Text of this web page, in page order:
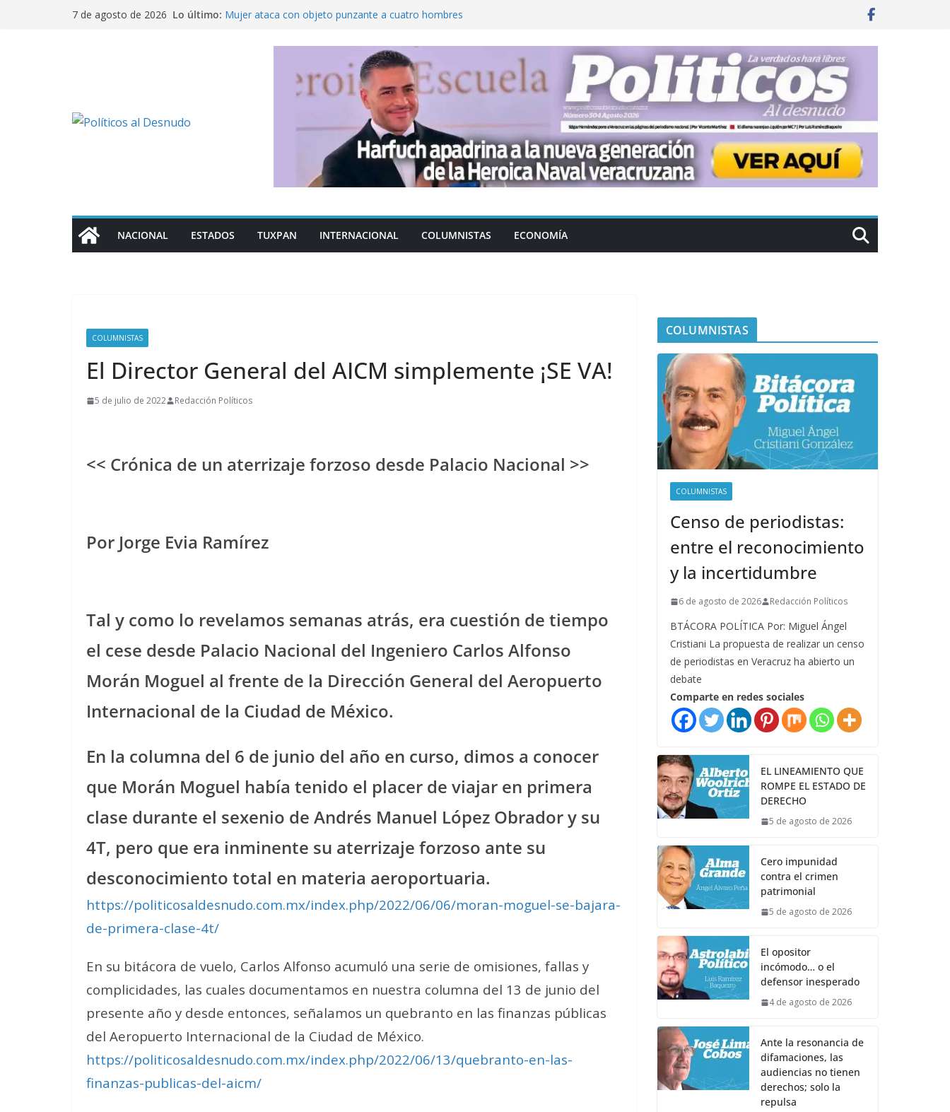
7 de agosto de 2026 Lo último: Mujer ataca con objeto punzante a cuatro hombres
México busca reactivar la exportación de aguacate de
Michoacán a los Estados Unidos
Ofrece SEP regularización a escuelas para dejar el esquema
Rechaza Nahle persecución política en casos de desafuero
de los alcaldes de Movimiento Ciudadano
NACIONAL ESTADOS TUXPAN INTERNACIONAL COLUMNISTAS ECONOMÍA
COLUMNISTAS
El Director General del AICM simplemente ¡SE VA!
5 de julio de 2022 Redacción Políticos
<< Crónica de un aterrizaje forzoso desde Palacio Nacional >>
Por Jorge Evia Ramírez
Tal y como lo revelamos semanas atrás, era cuestión de tiempo
el cese desde Palacio Nacional del Ingeniero Carlos Alfonso
Morán Moguel al frente de la Dirección General del Aeropuerto
Internacional de la Ciudad de México.
En la columna del 6 de junio del año en curso, dimos a conocer
que Morán Moguel había tenido el placer de viajar en primera
clase durante el sexenio de Andrés Manuel López Obrador y su
4T, pero que era inminente su aterrizaje forzoso ante su
desconocimiento total en materia aeroportuaria.
https://politicosaldesnudo.com.mx/index.php/2022/06/06/moran-moguel-se-bajara-
de-primera-clase-4t/
En su bitácora de vuelo, Carlos Alfonso acumuló una serie de omisiones, fallas y
complicidades, las cuales documentamos en nuestra columna del 13 de junio del
presente año y desde entonces, señalamos un quebranto en las finanzas públicas
del Aeropuerto Internacional de la Ciudad de México.
https://politicosaldesnudo.com.mx/index.php/2022/06/13/quebranto-en-las-
finanzas-publicas-del-aicm/
COLUMNISTAS
COLUMNISTAS
Censo de periodistas:
entre el reconocimiento
y la incertidumbre
6 de agosto de 2026 Redacción Políticos
BTÁCORA POLÍTICA Por: Miguel Ángel
Cristiani La propuesta de realizar un censo
de periodistas en Veracruz ha abierto un
debate
Comparte en redes sociales
EL LINEAMIENTO QUE
ROMPE EL ESTADO DE
DERECHO
5 de agosto de 2026
Cero impunidad
contra el crimen
patrimonial
5 de agosto de 2026
El opositor
incómodo… o el
defensor inesperado
4 de agosto de 2026
Ante la resonancia de
difamaciones, las
audiencias no tienen
derechos; solo la
repulsa